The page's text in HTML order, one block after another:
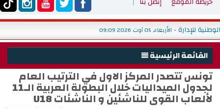
الخط بخصوص إصلاح منظومة التكوين بالمدرسة الوطنية للإدارة
القائمة الرئيسية
الرئيسية
الوزارة
تونس تتصدر المركز الاول في الترتيب العام
لجدول الميداليات خلال البطولة العربية الـ11
لألعاب القوى للناشئين و الناشئات U18